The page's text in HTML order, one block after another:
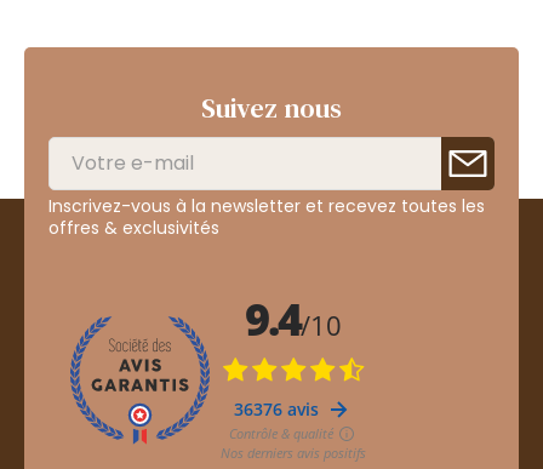
Suivez nous
Inscrivez-vous à la newsletter et recevez toutes les
offres & exclusivités